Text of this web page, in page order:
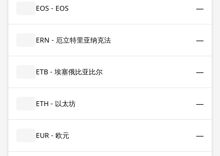
EOS - EOS —
ERN - 厄立特里亚纳克法 —
ETB - 埃塞俄比亚比尔 —
ETH - 以太坊 —
EUR - 欧元 —